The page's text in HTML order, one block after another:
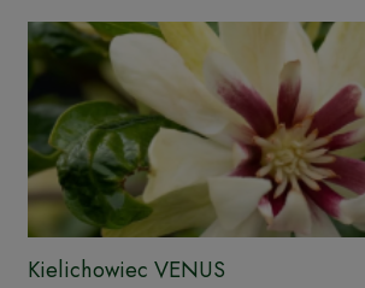
Kielichowiec VENUS